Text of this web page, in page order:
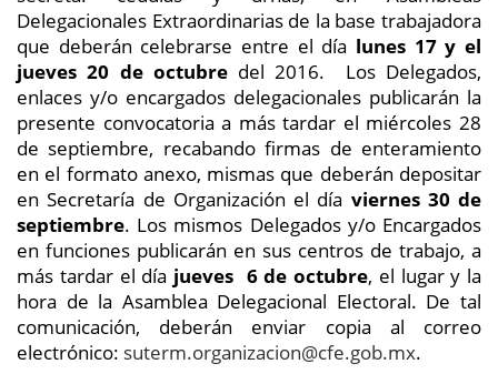
Delegacionales Extraordinarias de la base trabajadora
que deberán celebrarse entre el día lunes 17 y el
jueves 20 de octubredel 2016. Los Delegados,
enlaces y/o encargados delegacionales publicarán la
presente convocatoria a más tardar el miércoles 28
de septiembre, recabando firmas de enteramiento
en el formato anexo, mismas que deberán depositar
en Secretaría de Organización el día viernes 30 de
septiembre. Los mismos Delegados y/o Encargados
en funciones publicarán en sus centros de trabajo, a
más tardar el día jueves 6 de octubre, el lugar y la
hora de la Asamblea Delegacional Electoral. De tal
comunicación, deberán enviar copia al correo
electrónico: suterm.organizacion@cfe.gob.mx.